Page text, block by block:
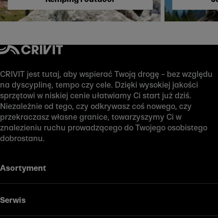
CRIVIT jest tutaj, aby wspierać Twoją drogę – bez względu
na dyscyplinę, tempo czy cele. Dzięki wysokiej jakości
sprzętowi w niskiej cenie ułatwiamy Ci start już dziś.
Niezależnie od tego, czy odkrywasz coś nowego, czy
przekraczasz własne granice, towarzyszymy Ci w
znalezieniu ruchu prowadzącego do Twojego osobistego
dobrostanu.
Asortyment
Serwis